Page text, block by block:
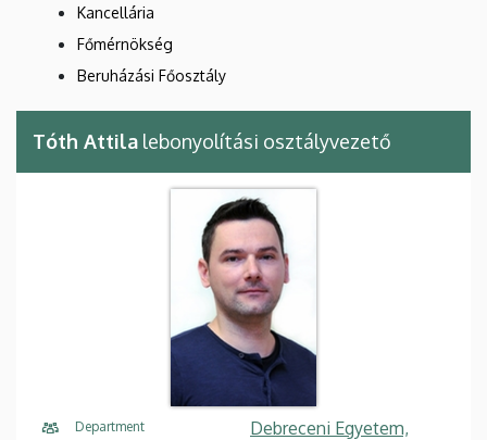
Kancellária
Főmérnökség
Beruházási Főosztály
Tóth Attila lebonyolítási osztályvezető
Department
Debreceni Egyetem,